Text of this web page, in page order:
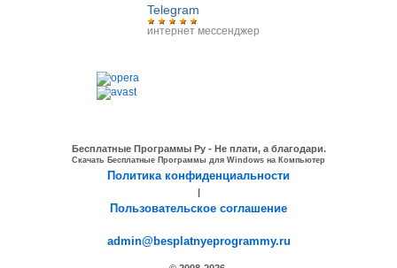
Telegram
интернет мессенджер
Бесплатные Программы Ру - Не плати, а благодари.
Скачать Бесплатные Программы для Windows на Компьютер
Политика конфиденциальности
|
Пользовательское соглашение
admin@besplatnyeprogrammy.ru